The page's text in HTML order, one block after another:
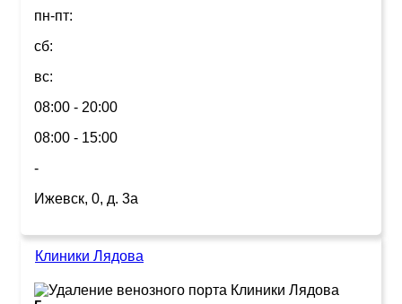
пн-пт:
сб:
вс:
08:00 - 20:00
08:00 - 15:00
-
Ижевск, 0, д. 3а
Клиники Лядова